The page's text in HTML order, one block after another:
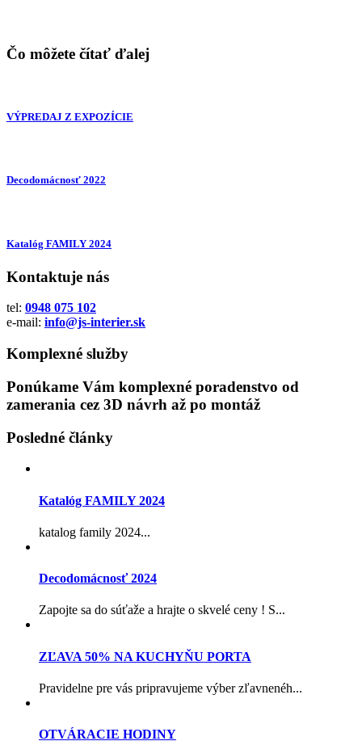
Čo môžete čítať ďalej
VÝPREDAJ Z EXPOZÍCIE
Decodomácnosť 2022
Katalóg FAMILY 2024
Kontaktuje nás
tel: 0948 075 102
e-mail: info@js-interier.sk
Komplexné služby
Ponúkame Vám komplexné poradenstvo od
zamerania cez 3D návrh až po montáž
Posledné články
Katalóg FAMILY 2024
katalog family 2024...
Decodomácnosť 2024
Zapojte sa do súťaže a hrajte o skvelé ceny ! S...
ZĽAVA 50% NA KUCHYŇU PORTA
Pravidelne pre vás pripravujeme výber zľavnenéh...
OTVÁRACIE HODINY